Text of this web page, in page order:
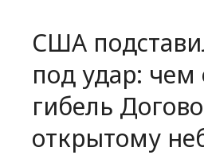
США
под удар: чем
гибель
открытому